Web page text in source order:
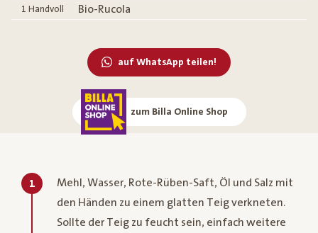
1 Handvoll Bio-Rucola
auf WhatsApp teilen!
zum Billa Online Shop
1
Mehl, Wasser, Rote-Rüben-Saft, Öl und Salz mit
den Händen zu einem glatten Teig verkneten.
Sollte der Teig zu feucht sein, einfach weitere